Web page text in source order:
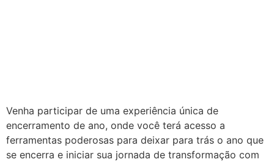
Venha participar de uma experiência única de
encerramento de ano, onde você terá acesso a
ferramentas poderosas para deixar para trás o ano que
se encerra e iniciar sua jornada de transformação com